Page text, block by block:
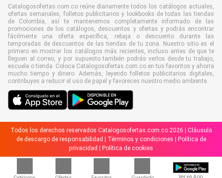
Ver en App
Catalogosofertas.com.co reúne diariamente todos los catálogos actuales,
ofertas semanales, folletos publicitarios y lookbooks de todas las tiendas
de Colombia, así te mantenemos completamente informado de las
promociones de los catálogos, descuentos y ofertas y podrás encontrar
fácilmente una oferta específica, rebaja o descuento durante las
temporadas de descuentos de las tiendas de tu zona. Nuestro sitio es el
primero en mostrar los catálogos más recientes, incluso antes de que te
lleguen al correo, y por supuesto también podrás verlos desde tu trabajo,
escuela o tienda. Coloca Catalogosofertas.com.co en tus favoritos y ahorra
mucho tiempo y dinero. Además, leyendo folletos publicitarios digitales,
contribuyes a reducir el uso de papel y favoreces nuestro medio ambiente.
Todos los derechos reservados Catalogosofertas.com.co 2026 | Cláusula
de descargo de responsabilidad
Términos y condiciones
Política de
privacidad
Política de cookies